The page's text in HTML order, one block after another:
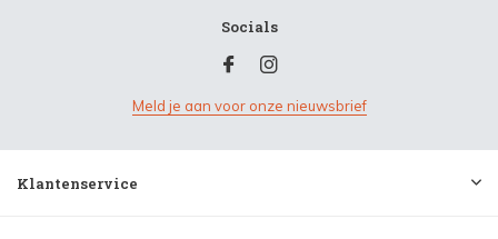
Socials
Meld je aan voor onze nieuwsbrief
Klantenservice